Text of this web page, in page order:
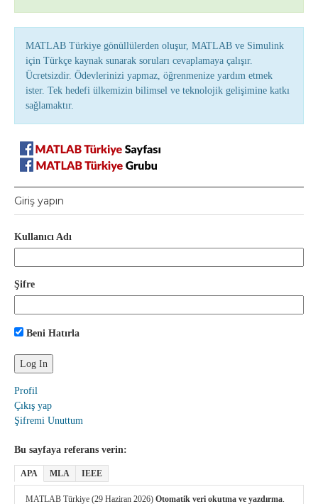
MATLAB Türkiye gönüllülerden oluşur, MATLAB ve Simulink
için Türkçe kaynak sunarak soruları cevaplamaya çalışır.
Ücretsizdir. Ödevlerinizi yapmaz, öğrenmenize yardım etmek
ister. Tek hedefi ülkemizin bilimsel ve teknolojik gelişimine katkı
sağlamaktır.
Giriş yapın
Kullanıcı Adı
Şifre
Beni Hatırla
Profil
Çıkış yap
Şifremi Unuttum
Bu sayfaya referans verin:
APA MLA IEEE
MATLAB Türkiye (29 Haziran 2026) Otomatik veri okutma ve yazdırma